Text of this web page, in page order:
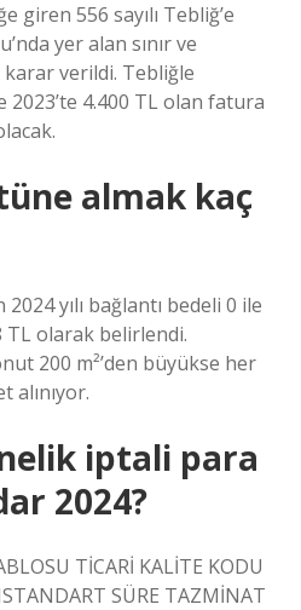
giren 556 sayılı Tebliğ’e
yer alan sınır ve
karar verildi. Tebliğle
2023’te 4.400 TL olan fatura
almak kaç
yılı bağlantı bedeli 0 ile
TL olarak belirlendi.
200 m²’den büyükse her
alınıyor.
iptali para
2024?
TİCARİ KALİTE KODU
SÜRE TAZMİNAT